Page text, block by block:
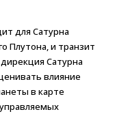
для Сатурна
Плутона, и транзит
Сатурна
влияние
в карте